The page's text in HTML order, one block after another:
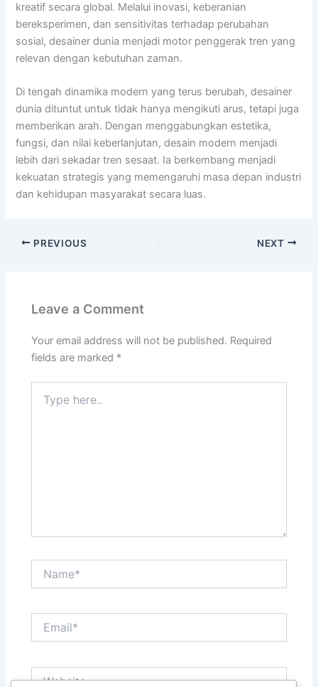
kreatif secara global. Melalui inovasi, keberanian
bereksperimen, dan sensitivitas terhadap perubahan
sosial, desainer dunia menjadi motor penggerak tren yang
relevan dengan kebutuhan zaman.
Di tengah dinamika modern yang terus berubah, desainer
dunia dituntut untuk tidak hanya mengikuti arus, tetapi juga
memberikan arah. Dengan menggabungkan estetika,
fungsi, dan nilai keberlanjutan, desain modern menjadi
lebih dari sekadar tren sesaat. Ia berkembang menjadi
kekuatan strategis yang memengaruhi masa depan industri
dan kehidupan masyarakat secara luas.
PREVIOUS NEXT
Leave a Comment
Your email address will not be published. Required
fields are marked *
here..